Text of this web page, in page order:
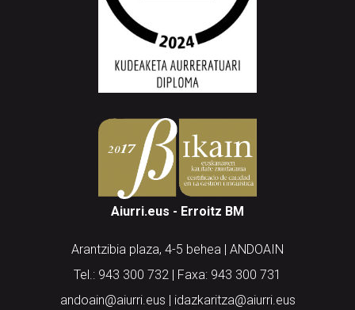
Aiurri.eus - Erroitz BM
Arantzibia plaza, 4-5 behea | ANDOAIN
Tel.: 943 300 732 | Faxa: 943 300 731
andoain@aiurri.eus | idazkaritza@aiurri.eus